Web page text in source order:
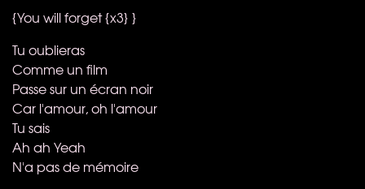
{You will forget {x3} }
Tu oublieras
Comme un film
Passe sur un écran noir
Car l'amour, oh l'amour
Tu sais
Ah ah Yeah
N'a pas de mémoire